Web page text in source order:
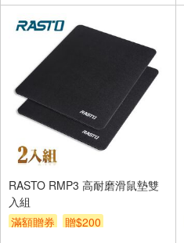
RASTO RMP3 高耐磨滑鼠墊雙
入組
滿額贈券
贈$200